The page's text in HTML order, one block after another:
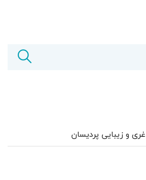
و زیبایی پردیسان